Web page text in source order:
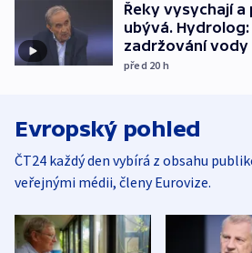
Řeky vysychají
ubývá. Hydrolog:
zadržování vody
před 20 h
Evropský pohled
ČT24 každý den vybírá z obsahu
veřejnými médii, členy Eurovize.